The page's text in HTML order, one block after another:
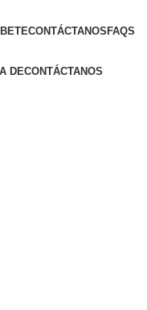
CONTÁCTANOS FAQS
DECONTÁCTANOS